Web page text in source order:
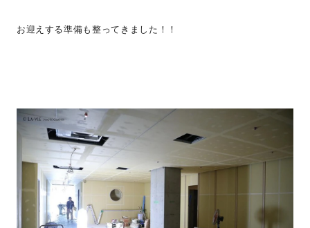
お迎えする準備も整ってきました！！